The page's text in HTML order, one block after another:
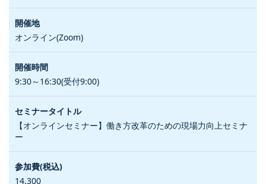
オンライン(Zoom)
9:30～16:30(受付9:00)
【オンラインセミナー】働き方改革のための現場力向上セミナ
ー
14,300